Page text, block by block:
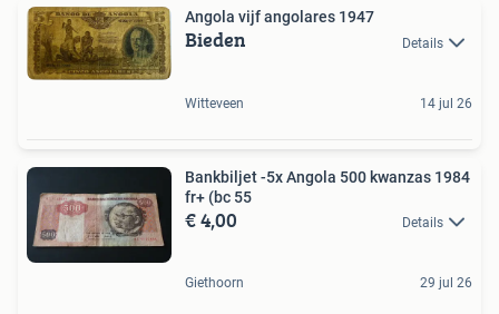
Angola vijf angolares 1947
Bieden Details
Witteveen 14 jul 26
Bankbiljet -5x Angola 500 kwanzas 1984
fr+ (bc 55
€ 4,00 Details
Giethoorn 29 jul 26